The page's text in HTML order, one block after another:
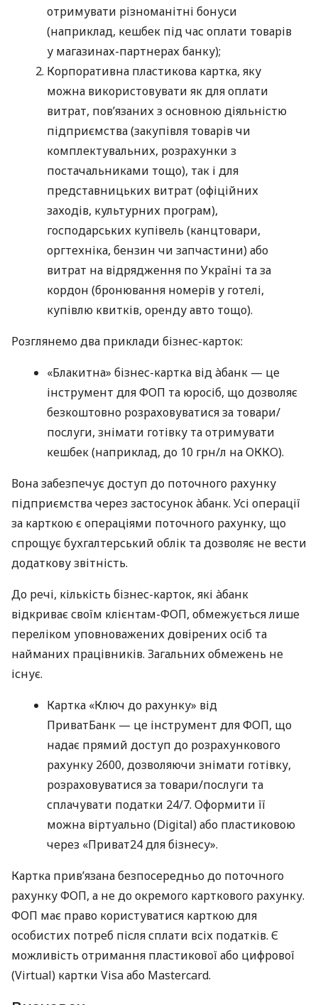
отримувати різноманітні бонуси
(наприклад, кешбек під час оплати товарів
у магазинах-партнерах банку);
Корпоративна пластикова картка, яку
можна використовувати як для оплати
витрат, пов’язаних з основною діяльністю
підприємства (закупівля товарів чи
комплектувальних, розрахунки з
постачальниками тощо), так і для
представницьких витрат (офіційних
заходів, культурних програм),
господарських купівель (канцтовари,
оргтехніка, бензин чи запчастини) або
витрат на відрядження по Україні та за
кордон (бронювання номерів у готелі,
купівлю квитків, оренду авто тощо).
Розглянемо два приклади бізнес-карток:
«Блакитна» бізнес-картка від àбанк — це
інструмент для ФОП та юросіб, що дозволяє
безкоштовно розраховуватися за товари/
послуги, знімати готівку та отримувати
кешбек (наприклад, до 10 грн/л на ОККО).
Вона забезпечує доступ до поточного рахунку
підприємства через застосунок àбанк. Усі операції
за карткою є операціями поточного рахунку, що
спрощує бухгалтерський облік та дозволяє не вести
додаткову звітність.
До речі, кількість бізнес-карток, які àбанк
відкриває своїм клієнтам-ФОП, обмежується лише
переліком уповноважених довірених осіб та
найманих працівників. Загальних обмежень не
існує.
Картка «Ключ до рахунку» від
ПриватБанк — це інструмент для ФОП, що
надає прямий доступ до розрахункового
рахунку 2600, дозволяючи знімати готівку,
розраховуватися за товари/послуги та
сплачувати податки 24/7. Оформити її
можна віртуально (Digital) або пластиковою
через «Приват24 для бізнесу».
Картка прив’язана безпосередньо до поточного
рахунку ФОП, а не до окремого карткового рахунку.
ФОП має право користуватися карткою для
особистих потреб після сплати всіх податків. Є
можливість отримання пластикової або цифрової
(Virtual) картки Visa або Mastercard.